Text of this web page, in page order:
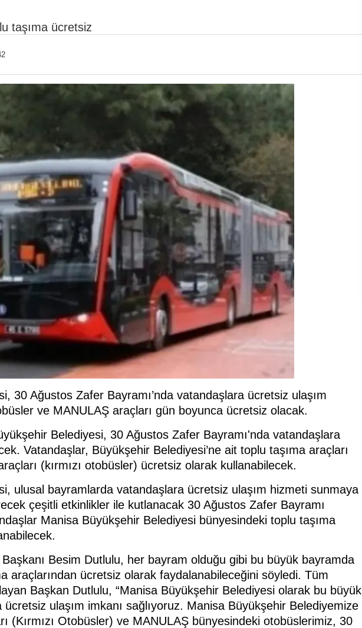
taşıma ücretsiz
30 Ağustos Zafer Bayramı’nda vatandaşlara ücretsiz ulaşım
ve MANULAŞ araçları gün boyunca ücretsiz olacak.
Belediyesi, 30 Ağustos Zafer Bayramı'nda vatandaşlara
Vatandaşlar, Büyükşehir Belediyesi’ne ait toplu taşıma araçları
(kırmızı otobüsler) ücretsiz olarak kullanabilecek.
ulusal bayramlarda vatandaşlara ücretsiz ulaşım hizmeti sunmaya
çeşitli etkinlikler ile kutlanacak 30 Ağustos Zafer Bayramı
Manisa Büyükşehir Belediyesi bünyesindeki toplu taşıma
Besim Dutlulu, her bayram olduğu gibi bu büyük bayramda
araçlarından ücretsiz olarak faydalanabileceğini söyledi. Tüm
Başkan Dutlulu, “Manisa Büyükşehir Belediyesi olarak bu büyük
ücretsiz ulaşım imkanı sağlıyoruz. Manisa Büyükşehir Belediyemize
(Kırmızı Otobüsler) ve MANULAŞ bünyesindeki otobüslerimiz, 30